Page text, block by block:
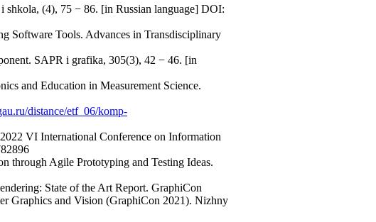
shkola, (4), 75 − 86. [in Russian language] DOI:
Software Tools. Advances in Transdisciplinary
SAPR i grafika, 305(3), 42 − 46. [in
and Education in Measurement Science.
distance/etf_06/komp-
VI International Conference on Information
through Agile Prototyping and Testing Ideas.
State of the Art Report. GraphiCon
Graphics and Vision (GraphiCon 2021). Nizhny